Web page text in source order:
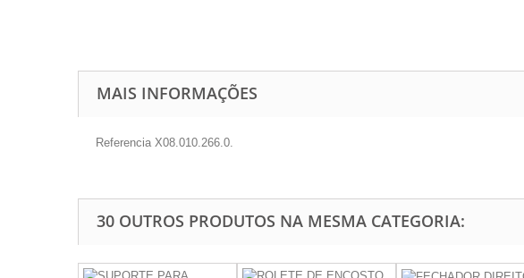
MAIS INFORMAÇÕES
Referencia X08.010.266.0.
30 OUTROS PRODUTOS NA MESMA CATEGORIA: